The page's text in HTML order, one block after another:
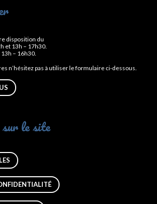
disposition du
et 13h – 17h30.
– 16h30.
n’hésitez pas à utiliser le formulaire ci-dessous.
le site